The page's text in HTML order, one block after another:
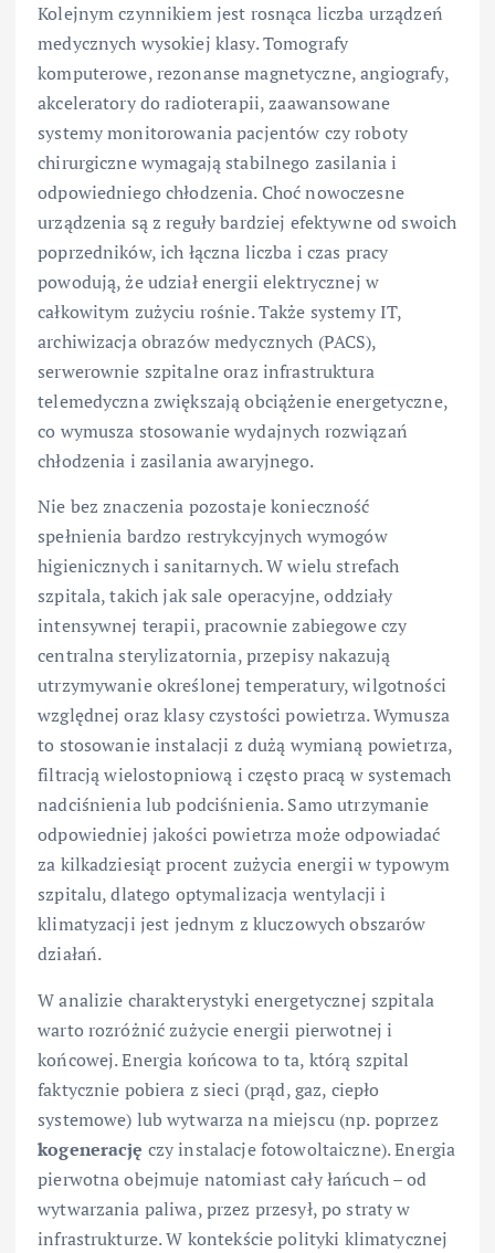
Kolejnym czynnikiem jest rosnąca liczba urządzeń
medycznych wysokiej klasy. Tomografy
komputerowe, rezonanse magnetyczne, angiografy,
akceleratory do radioterapii, zaawansowane
systemy monitorowania pacjentów czy roboty
chirurgiczne wymagają stabilnego zasilania i
odpowiedniego chłodzenia. Choć nowoczesne
urządzenia są z reguły bardziej efektywne od swoich
poprzedników, ich łączna liczba i czas pracy
powodują, że udział energii elektrycznej w
całkowitym zużyciu rośnie. Także systemy IT,
archiwizacja obrazów medycznych (PACS),
serwerownie szpitalne oraz infrastruktura
telemedyczna zwiększają obciążenie energetyczne,
co wymusza stosowanie wydajnych rozwiązań
chłodzenia i zasilania awaryjnego.
Nie bez znaczenia pozostaje konieczność
spełnienia bardzo restrykcyjnych wymogów
higienicznych i sanitarnych. W wielu strefach
szpitala, takich jak sale operacyjne, oddziały
intensywnej terapii, pracownie zabiegowe czy
centralna sterylizatornia, przepisy nakazują
utrzymywanie określonej temperatury, wilgotności
względnej oraz klasy czystości powietrza. Wymusza
to stosowanie instalacji z dużą wymianą powietrza,
filtracją wielostopniową i często pracą w systemach
nadciśnienia lub podciśnienia. Samo utrzymanie
odpowiedniej jakości powietrza może odpowiadać
za kilkadziesiąt procent zużycia energii w typowym
szpitalu, dlatego optymalizacja wentylacji i
klimatyzacji jest jednym z kluczowych obszarów
działań.
W analizie charakterystyki energetycznej szpitala
warto rozróżnić zużycie energii pierwotnej i
końcowej. Energia końcowa to ta, którą szpital
faktycznie pobiera z sieci (prąd, gaz, ciepło
systemowe) lub wytwarza na miejscu (np. poprzez
kogenerację czy instalacje fotowoltaiczne). Energia
pierwotna obejmuje natomiast cały łańcuch – od
wytwarzania paliwa, przez przesył, po straty w
infrastrukturze. W kontekście polityki klimatycznej